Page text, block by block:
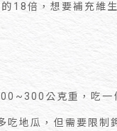
18倍，想要補充維
公克重，吃一
地瓜，但需要限制